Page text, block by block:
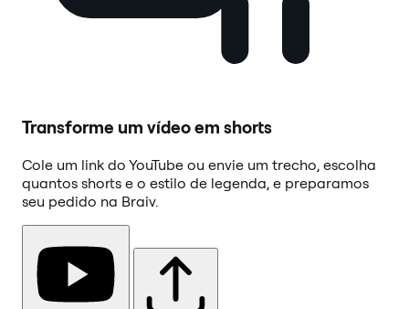
Transforme um vídeo em shorts
Cole um link do YouTube ou envie um trecho, escolha
quantos shorts e o estilo de legenda, e preparamos
seu pedido na Braiv.